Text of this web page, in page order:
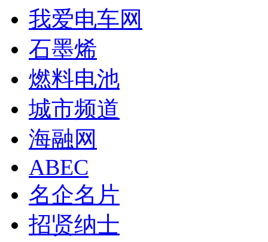
我爱电车网
石墨烯
燃料电池
城市频道
海融网
ABEC
名企名片
招贤纳士